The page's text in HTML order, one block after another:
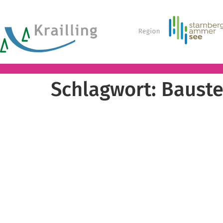
Schlagwort: